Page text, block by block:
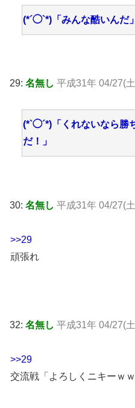
(*´◯`*)「みんな酷いんだ」
29: 名無し 平成31年 04/27(
(*`◯´*)「くれないなら勝
だ！」
30: 名無し 平成31年 04/27(
>>29
頑張れ
32: 名無し 平成31年 04/27(
>>29
交流戦「よろしくニキーｗｗ